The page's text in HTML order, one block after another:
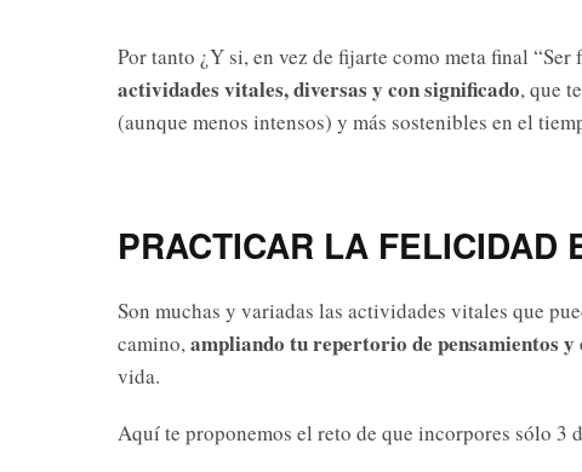
Por tanto ¿Y si, en vez de fijarte como meta final
actividades vitales, diversas y con significado, que
(aunque menos intensos) y más sostenibles en el
PRACTICAR LA FELICIDAD
Son muchas y variadas las actividades vitales que
camino, ampliando tu repertorio de pensamientos y
vida.
Aquí te proponemos el reto de que incorpores sólo 3